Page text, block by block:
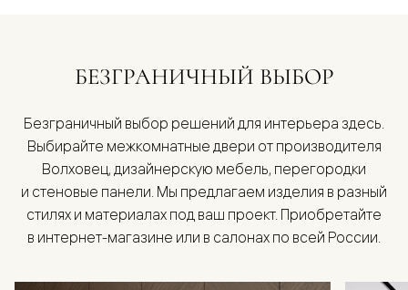
БЕЗГРАНИЧНЫЙ ВЫБОР
Безграничный выбор решений для интерьера здесь.
Выбирайте межкомнатные двери от производителя
Волховец, дизайнерскую мебель, перегородки
и стеновые панели. Мы предлагаем изделия в разный
стилях и материалах под ваш проект. Приобретайте
в интернет-магазине или в салонах по всей России.